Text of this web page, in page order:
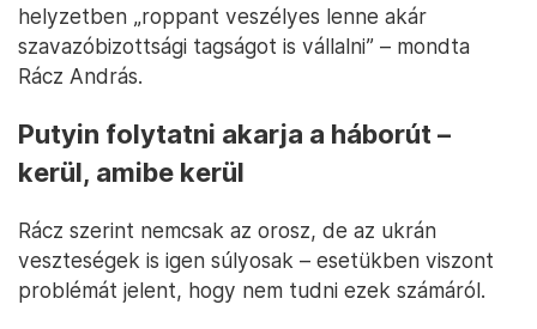
helyzetben „roppant veszélyes lenne akár
szavazóbizottsági tagságot is vállalni” – mondta
Rácz András.
Putyin folytatni akarja a háborút –
kerül, amibe kerül
Rácz szerint nemcsak az orosz, de az ukrán
veszteségek is igen súlyosak – esetükben viszont
problémát jelent, hogy nem tudni ezek számáról.